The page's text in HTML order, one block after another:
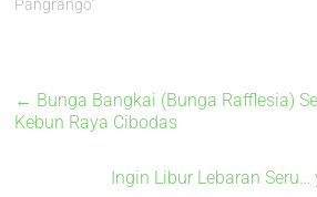
Pangrango"
← Bunga Bangkai (Bunga Rafflesia)
Kebun Raya Cibodas
Ingin Libur Lebaran